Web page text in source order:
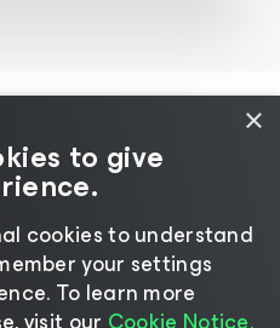
| Gizlilik Bildirimi
| Lisanslama Politikası
×
to give
cookies to understand
your settings
​To learn more